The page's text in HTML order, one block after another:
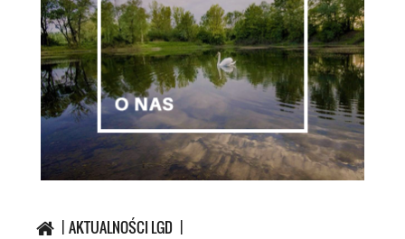
AKTUALNOŚCI LGD